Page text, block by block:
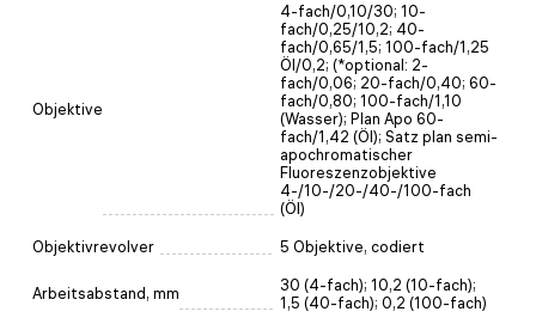
Objektive
4-fach/0,10/30; 10-
fach/0,25/10,2; 40-
fach/0,65/1,5; 100-fach/1,25
Öl/0,2; (*optional: 2-
fach/0,06; 20-fach/0,40; 60-
fach/0,80; 100-fach/1,10
(Wasser); Plan Apo 60-
fach/1,42 (Öl); Satz plan semi-
apochromatischer
Fluoreszenzobjektive
4-/10-/20-/40-/100-fach
(Öl)
Objektivrevolver 5 Objektive, codiert
Arbeitsabstand, mm
30 (4-fach); 10,2 (10-fach);
1,5 (40-fach); 0,2 (100-fach)